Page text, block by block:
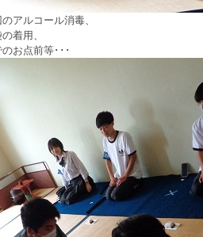
アルコール消毒、
着用、
お点前等･･･